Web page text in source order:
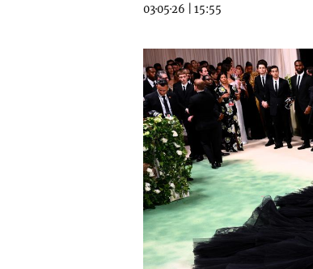
03·05·26 15:55